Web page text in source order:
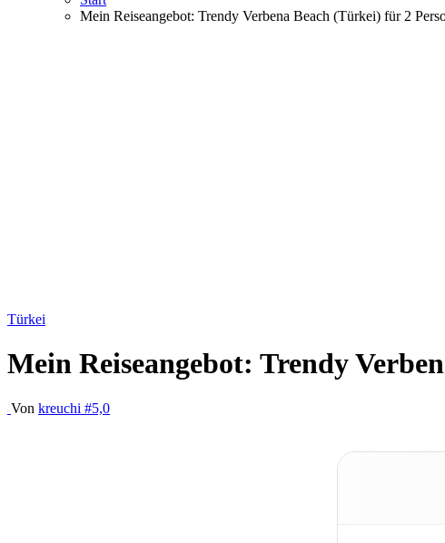
Mein Reiseangebot: Trendy Verbena Beach (Türkei) für 2
Türkei
Mein Reiseangebot: Trendy
Von kreuchi #5,0